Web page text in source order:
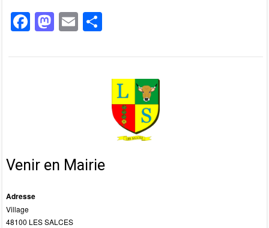
F
c
k
M
st
E
ailta
g
er
Venir en Mairie
Adresse
Village
48100 LES SALCES